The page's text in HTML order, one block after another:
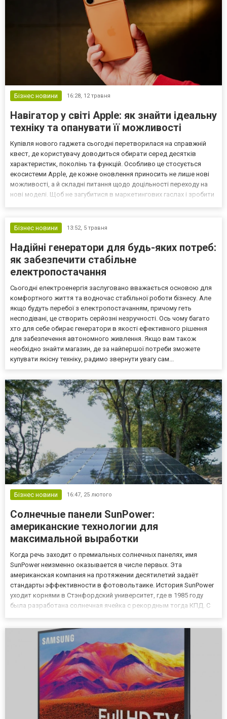
Бізнес новини 16:28, 12 травня
Навігатор у світі Apple: як знайти ідеальну
техніку та опанувати її можливості
Купівля нового гаджета сьогодні перетворилася на справжній
квест, де користувачу доводиться обирати серед десятків
характеристик, поколінь та функцій. Особливо це стосується
екосистеми Apple, де кожне оновлення приносить не лише нові
можливості, а й складні питання щодо доцільності переходу на
нові моделі. Щоб не загубитися в маркетингових гаслах і зробити
Бізнес новини
13:52, 5 травня
Надійні генератори для будь-яких потреб:
як забезпечити стабільне
електропостачання
Сьогодні електроенергія заслуговано вважається основою для
комфортного життя та водночас стабільної роботи бізнесу. Але
якщо будуть перебої з електропостачанням, причому геть
несподівані, це створить серйозні незручності. Ось чому багато
хто для себе обирає генератори в якості ефективного рішення
для забезпечення автономного живлення. Якщо вам також
необхідно знайти магазин, де за найпершої потреби зможете
купувати якісну техніку, радимо звернути увагу сам...
Бізнес новини 16:47, 25 лютого
Солнечные панели SunPower:
американские технологии для
максимальной выработки
Когда речь заходит о премиальных солнечных панелях, имя
SunPower неизменно оказывается в числе первых. Эта
американская компания на протяжении десятилетий задаёт
стандарты эффективности в фотовольтаике. История SunPower
уходит корнями в Стэнфордский университет, где в 1985 году
была разработана солнечная ячейка с рекордным тогда КПД. С
эффективности для се...